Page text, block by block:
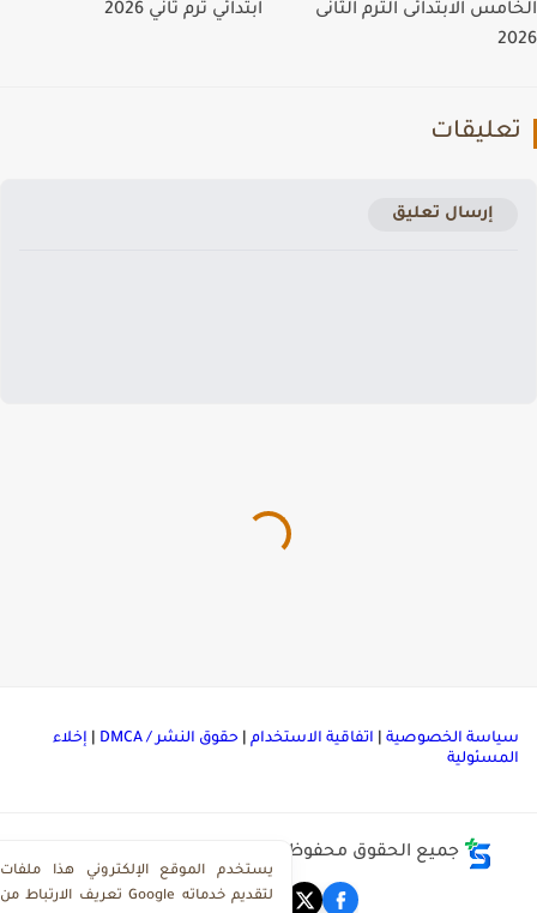
الابتدائى الترم الثانى
ابتدائي ترم ثاني 2026
إرسال تعليق
الخصوصية|اتفاقية الاستخدام|حقوق النشر / DMCA |إخلاء
جميع الحقوق محفوظة ©
يستخدم الموقع الإلكتروني هذا ملفات
تعريف الارتباط من Google لتقديم خدماته